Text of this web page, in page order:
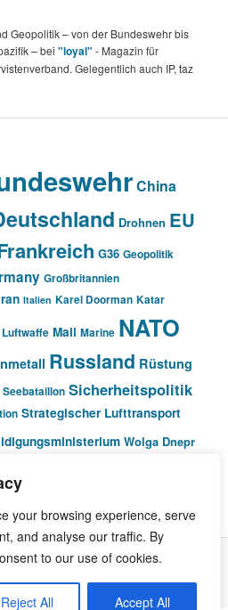
your browsing experience, serve
and analyse our traffic. By
to our use of cookies.
Reject All Accept All
Geopolitik – von der Bundeswehr bis
– bei"loyal" - Magazin für
Gelegentlich auch IP, taz
China
Drohnen EU
G36 Geopolitik
Großbritannien
Italien Karel Doorman Katar
Luftwaffe Mali Marine NATO
Russland Rüstung
Seebataillon Sicherheitspolitik
Strategischer Lufttransport
Wolga Dnepr